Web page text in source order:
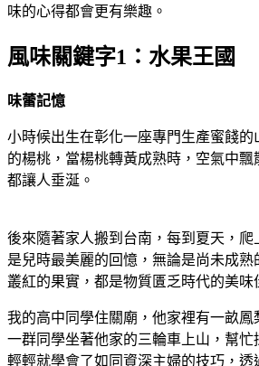
味的心得都會更有樂趣。
風味關鍵字1：水果王國
味蕾記憶
小時候出生在彰化一座專門生產蜜餞
的楊桃，當楊桃轉黃成熟時，空氣中
都讓人垂涎。
後來隨著家人搬到台南，每到夏天，爬
是兒時最美麗的回憶，無論是尚未成
叢紅的果實，都是物質匱乏時代的美味
我的高中同學住關廟，他家裡有一畝鳳
一群同學坐著他家的三輪車上山，幫
輕輕就學會了如同資深主婦的技巧，